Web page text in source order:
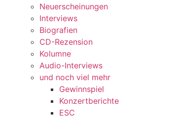
Neuerscheinungen
Interviews
Biografien
CD-Rezension
Kolumne
Audio-Interviews
und noch viel mehr
Gewinnspiel
Konzertberichte
ESC